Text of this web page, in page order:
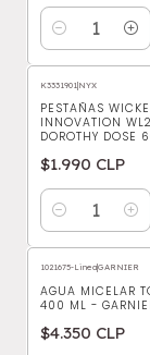
Cantidad
K3331901|NYX
PESTAÑAS
INNOVATION
DOROTHY DOSE
$1.990 CLP
Cantidad
1021675-Linea|GARNIER
AGUA MICELAR
400 ML -
$4.350 CLP